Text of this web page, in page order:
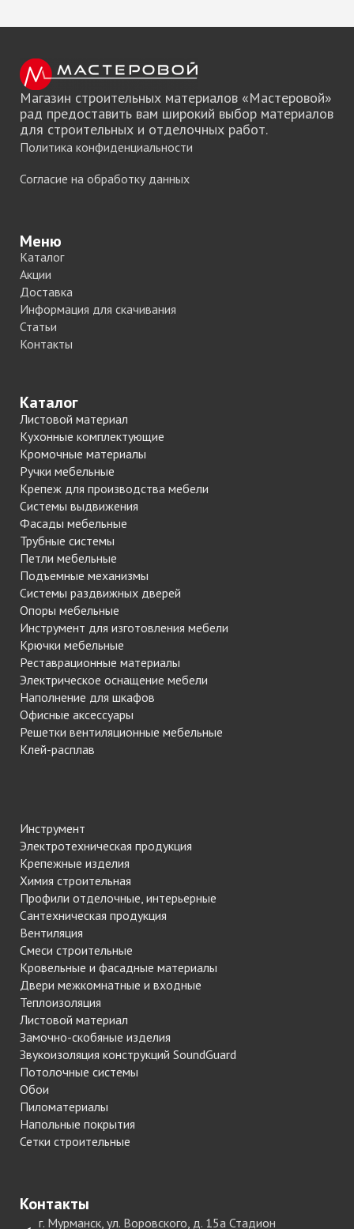
Магазин строительных материалов «Мастеровой»
рад предоставить вам широкий выбор материалов
для строительных и отделочных работ.
Политика конфиденциальности
Согласие на обработку данных
Меню
Каталог
Акции
Доставка
Информация для скачивания
Статьи
Контакты
Каталог
Листовой материал
Кухонные комплектующие
Кромочные материалы
Ручки мебельные
Крепеж для производства мебели
Системы выдвижения
Фасады мебельные
Трубные системы
Петли мебельные
Подъемные механизмы
Системы раздвижных дверей
Опоры мебельные
Инструмент для изготовления мебели
Крючки мебельные
Реставрационные материалы
Электрическое оснащение мебели
Наполнение для шкафов
Офисные аксессуары
Решетки вентиляционные мебельные
Клей-расплав
Инструмент
Электротехническая продукция
Крепежные изделия
Химия строительная
Профили отделочные, интерьерные
Сантехническая продукция
Вентиляция
Смеси строительные
Кровельные и фасадные материалы
Двери межкомнатные и входные
Теплоизоляция
Листовой материал
Замочно-скобяные изделия
Звукоизоляция конструкций SoundGuard
Потолочные системы
Обои
Пиломатериалы
Напольные покрытия
Сетки строительные
Контакты
г. Мурманск, ул. Воровского, д. 15а Стадион